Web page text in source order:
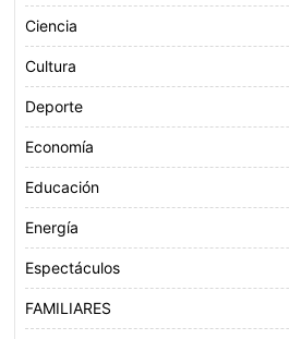
Ciencia
Cultura
Deporte
Economía
Educación
Energía
Espectáculos
FAMILIARES